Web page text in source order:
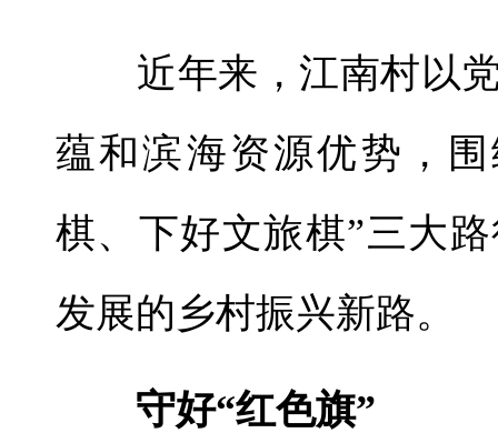
近年来，江南村以党
蕴和滨海资源优势，
棋、下好文旅棋”三大
发展的乡村振兴新路。
守好“红色旗”